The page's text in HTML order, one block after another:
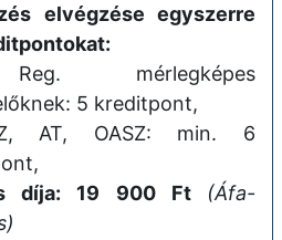
elvégzése egyszerre
Reg. mérlegképes
5 kreditpont,
AT, OASZ: min. 6
díja: 19 900 Ft (Áfa-